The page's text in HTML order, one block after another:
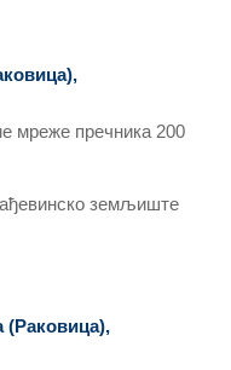
мреже пречника 200
земљиште
(Раковица),